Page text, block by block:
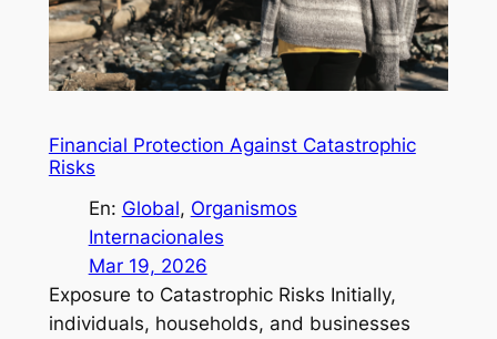
Financial Protection Against Catastrophic
Risks
En: Global, Organismos
Internacionales
Mar 19, 2026
Exposure to Catastrophic Risks Initially,
individuals, households, and businesses